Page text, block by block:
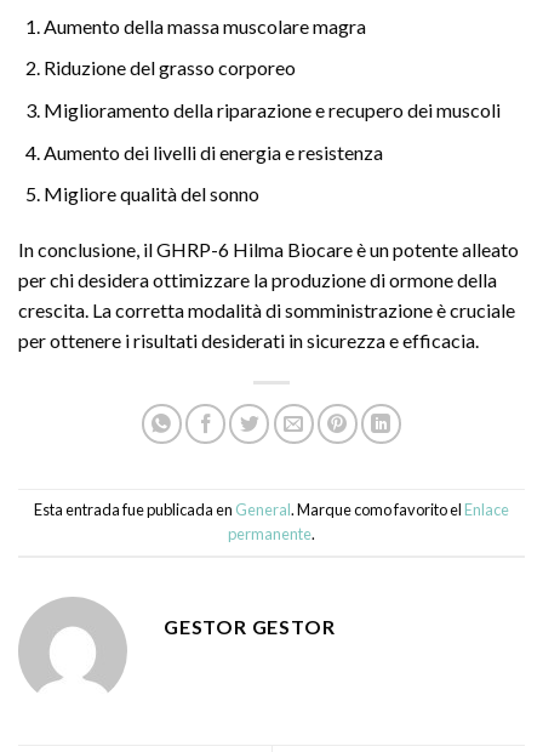
Aumento della massa muscolare magra
Riduzione del grasso corporeo
Miglioramento della riparazione e recupero dei muscoli
Aumento dei livelli di energia e resistenza
Migliore qualità del sonno
In conclusione, il GHRP-6 Hilma Biocare è un potente alleato
per chi desidera ottimizzare la produzione di ormone della
crescita. La corretta modalità di somministrazione è cruciale
per ottenere i risultati desiderati in sicurezza e efficacia.
Esta entrada fue publicada en General. Marque como favorito el Enlace
permanente.
GESTOR GESTOR